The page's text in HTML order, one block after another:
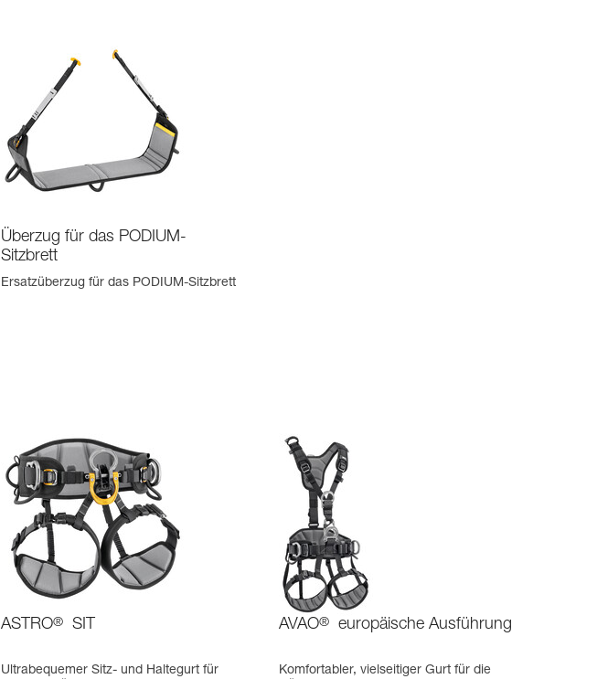
Überzug für das PODIUM-
Sitzbrett
Ersatzüberzug für das PODIUM-Sitzbrett
ASTRO® SIT
Ultrabequemer Sitz- und Haltegurt für
AVAO® europäische Ausführung
Komfortabler, vielseitiger Gurt für die